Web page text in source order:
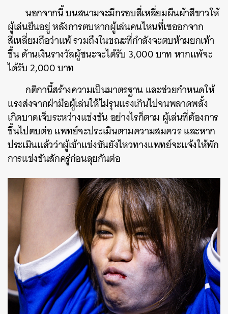
นอกจากนี้ บนสนามจะมีกรอบสี่เหลี่ยมผืนผ้าสีขาวให้
ผู้เล่นยืนอยู่ หลังการตบหากผู้เล่นคนไหนที่เซออกจาก
สี่เหลี่ยมถือว่าแพ้ รวมถึงในขณะที่กำลังจะตบห้ามยกเท้า
ขึ้น ด้านเงินรางวัลผู้ชนะจะได้รับ 3,000 บาท หากแพ้จะ
ได้รับ 2,000 บาท
กติกานี้สร้างความเป็นมาตรฐาน และช่วยกำหนดให้
แรงส่งจากฝ่ามือผู้เล่นให้ไม่รุนแรงเกินไปจนพลาดพลั้ง
เกิดบาดเจ็บระหว่างแข่งขัน อย่างไรก็ตาม ผู้เล่นที่ต้องการ
ขึ้นไปตบต่อ แพทย์จะประเมินตามความสมควร และหาก
ประเมินแล้วว่าผู้เข้าแข่งขันยังไหวทางแพทย์จะแจ้งให้พัก
การแข่งขันสักครู่ก่อนลุยกันต่อ